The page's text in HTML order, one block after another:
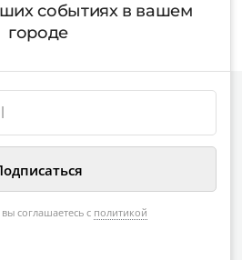
событиях в вашем
городе
соглашаетесь с политикой